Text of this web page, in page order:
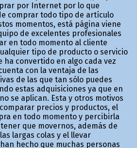
por Internet por lo que
comprar todo tipo de artículo
momentos, está página viene
de excelentes profesionales
en todo momento al cliente
tipo de producto o servicio
ha convertido en algo cada vez
con la ventaja de las
de las que tan sólo puedes
estas adquisiciones ya que en
se aplican. Esta y otros motivos
precios y productos, el
en todo momento y percibirla
que movernos, además de
largas colas y el llevar
hecho que muchas personas